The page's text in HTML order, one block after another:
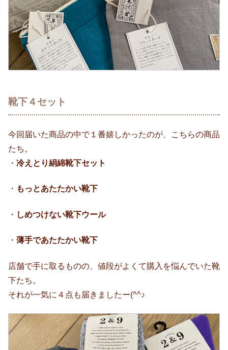
靴下４セット
今回届いた商品の中で１番嬉しかったのが、こちらの商品
たち。
・ 冷えとり絹綿靴下セット
・ もっとあたたかい靴下
・ しめつけない靴下ウール
・ 薄手であたたかい靴下
店舗で手に取るものの、値段がよくて購入を悩んでいた靴
下たち。
それが一気に４点も届きましたー(^^♪